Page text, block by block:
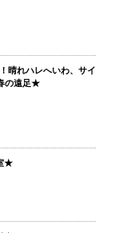
晴れハレへいわ、サイ
の遠足★
★